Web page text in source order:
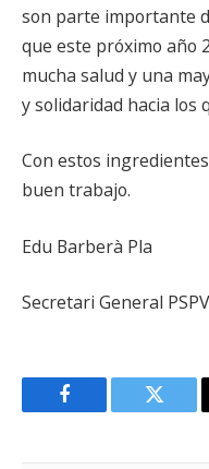
son parte importante
que este próximo año
mucha salud y una
y solidaridad hacia los
Con estos
buen trabajo.
Edu Barberà Pla
Secretari General
Facebook Twitter